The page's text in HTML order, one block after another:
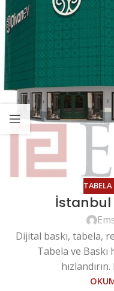
İstanbul
Dijital baskı, tabela,
Tabela ve Baskı